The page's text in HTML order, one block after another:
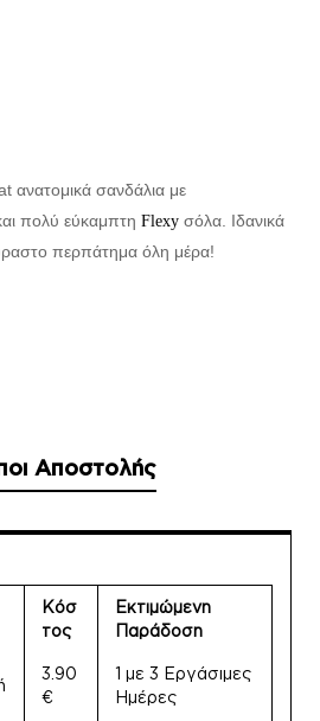
ανατομικά σανδάλια με
πολύ εύκαμπτη Flexy σόλα. Ιδανικά
περπάτημα όλη μέρα!
Αποστολής
Κόσ
τος
Εκτιμώμενη
Παράδοση
3.90
€
1 με 3 Εργάσιμες
Ημέρες